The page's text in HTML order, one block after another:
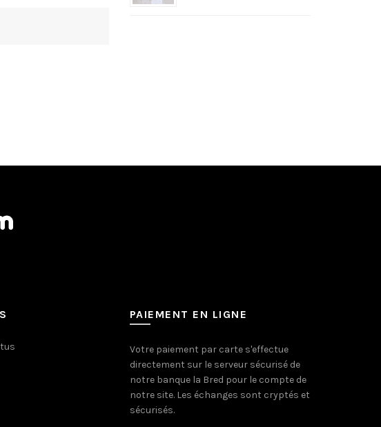
PAIEMENT EN LIGNE
Votre paiement par carte s'effectue
directement sur le serveur sécurisé de
notre banque la Bred pour le compte de
notre site. Les échanges sont cryptés et
sécurisés.